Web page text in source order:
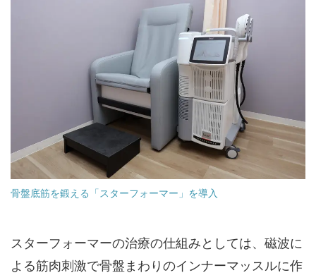
骨盤底筋を鍛える「スターフォーマー」を導入
スターフォーマーの治療の仕組みとしては、磁波に
よる筋肉刺激で骨盤まわりのインナーマッスルに作